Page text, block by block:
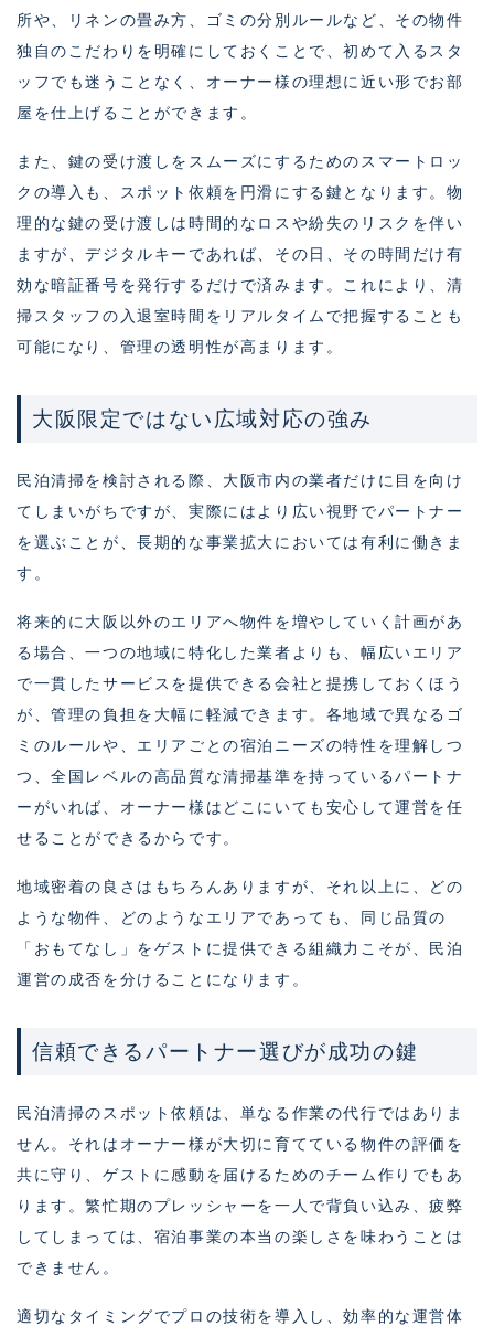
所や、リネンの畳み方、ゴミの分別ルールなど、その物件
独自のこだわりを明確にしておくことで、初めて入るスタ
ッフでも迷うことなく、オーナー様の理想に近い形でお部
屋を仕上げることができます。
また、鍵の受け渡しをスムーズにするためのスマートロッ
クの導入も、スポット依頼を円滑にする鍵となります。物
理的な鍵の受け渡しは時間的なロスや紛失のリスクを伴い
ますが、デジタルキーであれば、その日、その時間だけ有
効な暗証番号を発行するだけで済みます。これにより、清
掃スタッフの入退室時間をリアルタイムで把握することも
可能になり、管理の透明性が高まります。
大阪限定ではない広域対応の強み
民泊清掃を検討される際、大阪市内の業者だけに目を向け
てしまいがちですが、実際にはより広い視野でパートナー
を選ぶことが、長期的な事業拡大においては有利に働きま
す。
将来的に大阪以外のエリアへ物件を増やしていく計画があ
る場合、一つの地域に特化した業者よりも、幅広いエリア
で一貫したサービスを提供できる会社と提携しておくほう
が、管理の負担を大幅に軽減できます。各地域で異なるゴ
ミのルールや、エリアごとの宿泊ニーズの特性を理解しつ
つ、全国レベルの高品質な清掃基準を持っているパートナ
ーがいれば、オーナー様はどこにいても安心して運営を任
せることができるからです。
地域密着の良さはもちろんありますが、それ以上に、どの
ような物件、どのようなエリアであっても、同じ品質の
「おもてなし」をゲストに提供できる組織力こそが、民泊
運営の成否を分けることになります。
信頼できるパートナー選びが成功の鍵
民泊清掃のスポット依頼は、単なる作業の代行ではありま
せん。それはオーナー様が大切に育てている物件の評価を
共に守り、ゲストに感動を届けるためのチーム作りでもあ
ります。繁忙期のプレッシャーを一人で背負い込み、疲弊
してしまっては、宿泊事業の本当の楽しさを味わうことは
できません。
適切なタイミングでプロの技術を導入し、効率的な運営体